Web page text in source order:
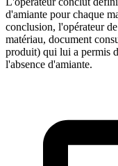
d'amiante pour chaque
conclusion, l'opérateur
matériau, document
produit) qui lui a permis
l'absence d'amiante.